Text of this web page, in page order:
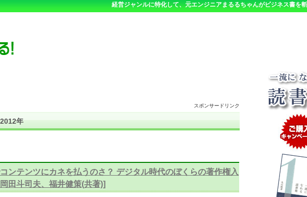
経営ジャンルに特化して、元エンジニアまるるちゃんがビジネス書を斬
スポンサードリンク
年
ンテンツにカネを払うのさ？ デジタル時代のぼくらの著作権入
田斗司夫、福井健策(共著)]